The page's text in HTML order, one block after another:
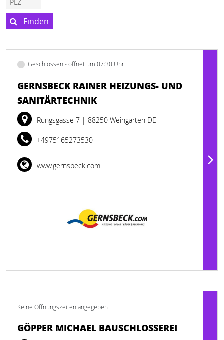
Finden
Geschlossen - öffnet um 07:30 Uhr
GERNSBECK RAINER HEIZUNGS- UND
SANITÄRTECHNIK
Rungsgasse 7 | 88250 Weingarten DE
+4975165273530
www.gernsbeck.com
Keine Öffnungszeiten angegeben
GÖPPER MICHAEL BAUSCHLOSSEREI